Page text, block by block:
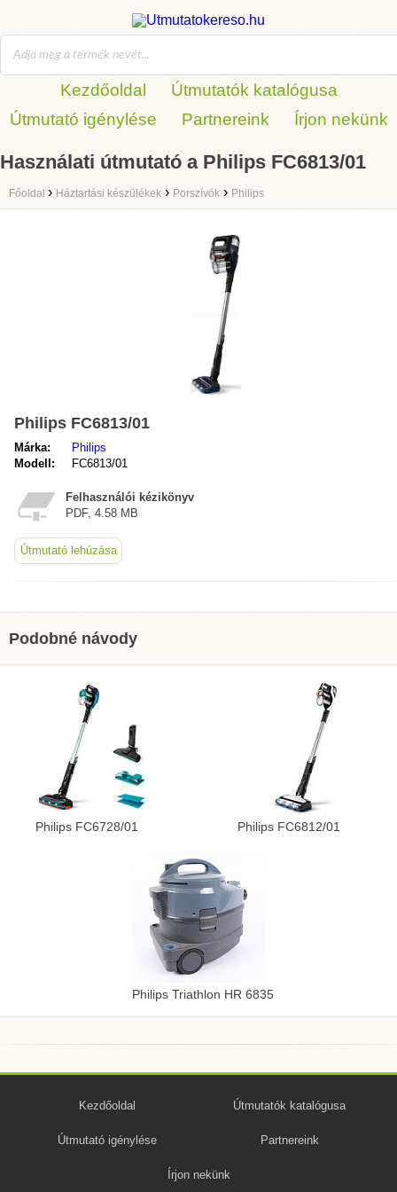
Kezdőoldal
Útmutatók katalógusa
Útmutató igénylése
Partnereink Írjon nekünk
Használati útmutató a Philips FC6813/01
Főoldal › Háztartási készülékek › Porszívók › Philips
Philips FC6813/01
Márka:
Philips
Modell:
FC6813/01
Felhasználói kézikönyv
PDF, 4.58 MB
Útmutató lehúzása
Podobné návody
Philips FC6728/01 Philips FC6812/01
Philips Triathlon HR 6835
Kezdőoldal Útmutatók katalógusa
Útmutató igénylése Partnereink
Írjon nekünk